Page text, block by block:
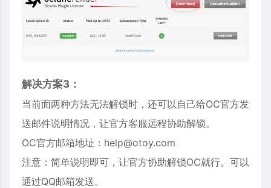
解决方案3：
当前面两种方法无法解锁时，还可以自己给OC官方发
送邮件说明情况，让官方客服远程协助解锁。
OC官方邮箱地址：help@otoy.com
注意：简单说明即可，让官方协助解锁OC就行。可以
通过QQ邮箱发送。